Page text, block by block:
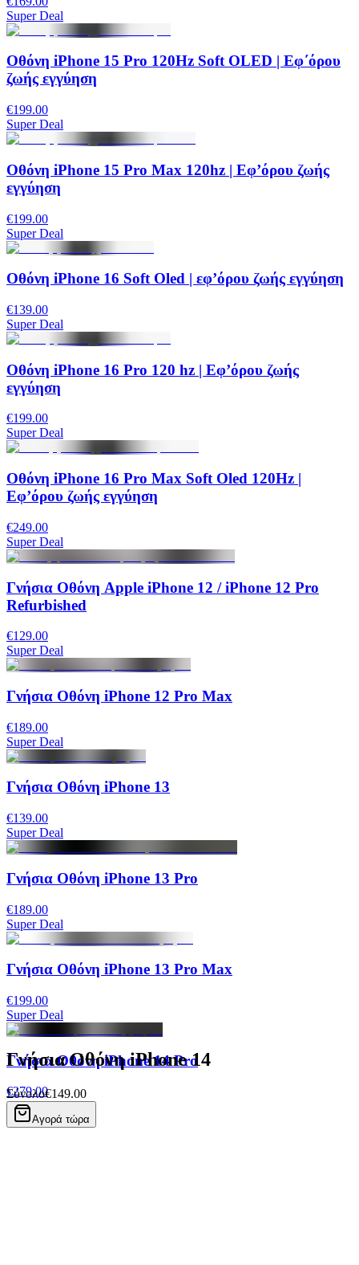
Super Deal
Οθόνη iPhone 15 Pro 120Hz Soft OLED | Εφ΄όρου
ζωής εγγύηση
€199.00
Super Deal
Οθόνη iPhone 15 Pro Max 120hz | Εφ’όρου ζωής
εγγύηση
€199.00
Super Deal
Οθόνη iPhone 16 Soft Oled | εφ’όρου ζωής εγγύηση
€139.00
Super Deal
Οθόνη iPhone 16 Pro 120 hz | Eφ’όρου ζωής
εγγύηση
€199.00
Super Deal
Οθόνη iPhone 16 Pro Max Soft Oled 120Hz |
Eφ’όρου ζωής εγγύηση
€249.00
Super Deal
Γνήσια Οθόνη Apple iPhone 12 / iPhone 12 Pro
Refurbished
€129.00
Super Deal
Γνήσια Οθόνη iPhone 12 Pro Max
€189.00
Super Deal
Γνήσια Οθόνη iPhone 13
€139.00
Super Deal
Γνήσια Οθόνη iPhone 13 Pro
€189.00
Super Deal
Γνήσια Οθόνη iPhone 13 Pro Max
€199.00
Super Deal
Γνήσια Οθόνη iPhone 14 Pro
€279.00
Super Deal
Γνήσια Οθόνη iPhone 14
Σύνολο€149.00
Αγορά τώρα